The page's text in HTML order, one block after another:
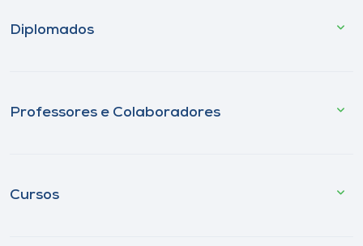
Diplomados
Professores e Colaboradores
Cursos